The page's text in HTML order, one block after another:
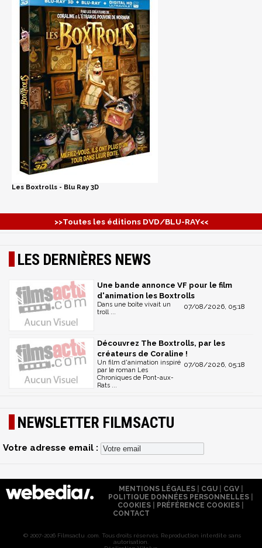
Les Boxtrolls - Blu Ray 3D
>>Toutes les éditions DVD/BLU-RAY<<
LES DERNIÈRES NEWS
Une bande annonce VF pour le film
d'animation les Boxtrolls
07/08/2026, 05:18
Dans une boîte vivait un
troll ...
Découvrez The Boxtrolls, par les
créateurs de Coraline !
07/08/2026, 05:18
Un film d'animation inspiré
par le roman Les
Chroniques de Pont-aux-
Rats ...
NEWSLETTER FILMSACTU
Votre adresse email :
MENTIONS LÉGALES| CGU| CGV|
POLITIQUE DONNÉES PERSONNELLES
COOKIES
PRÉFÉRENCE COOKIES
CONTACT
© 2007-2026 Filmsactu .com. Tous droits réservés. Reproduction interdite sans
autorisation.